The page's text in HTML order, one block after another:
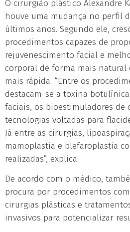
O cirurgião plástico Alexandre
houve uma mudança no perfil
últimos anos. Segundo ele,
procedimentos capazes de
rejuvenescimento facial e
corporal de forma mais natural
mais rápida. “Entre os
destacam-se a toxina
faciais, os bioestimuladores de
tecnologias voltadas para
Já entre as cirurgias,
mamoplastia e blefaroplastia
realizadas”, explica.
De acordo com o médico,
procura por procedimentos
cirurgias plásticas e
invasivos para potencializar